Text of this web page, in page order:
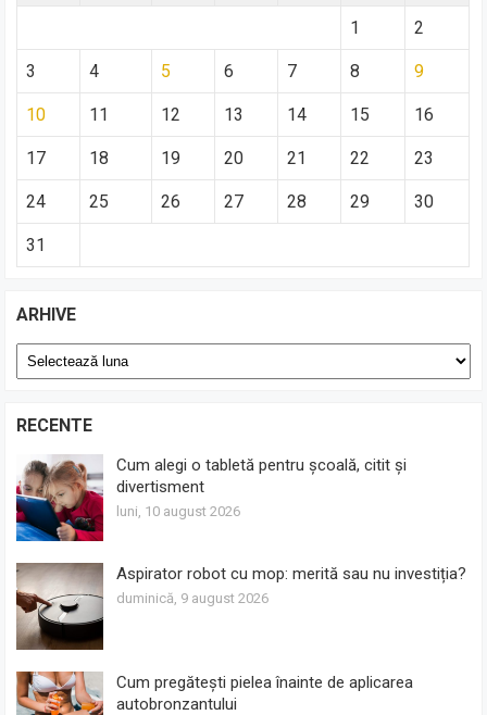
1 2
3 4 5 6 7 8 9
10 11 12 13 14 15 16
17 18 19 20 21 22 23
24 25 26 27 28 29 30
31
ARHIVE
Arhive
RECENTE
Cum alegi o tabletă pentru școală, citit și
divertisment
luni, 10 august 2026
Aspirator robot cu mop: merită sau nu investiția?
duminică, 9 august 2026
Cum pregătești pielea înainte de aplicarea
autobronzantului